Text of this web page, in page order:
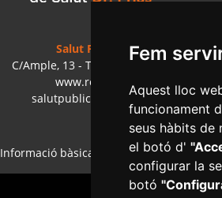
Fem
Aquest lloc
funcionament
seus hàbits
el botó d'
configurar la
botó
Salut Pública
C/Ample, 13 - Tel. 977 010 040
www.reus.cat
salutpublica@reus.cat
Informació bàsica RGPD ·Accessibilitat·